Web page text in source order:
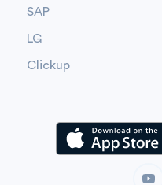
SAP
LG
Clickup